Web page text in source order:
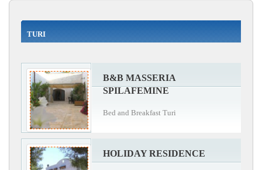
TURI
B&B MASSERIA
SPILAFEMINE
Bed and Breakfast Turi
HOLIDAY RESIDENCE